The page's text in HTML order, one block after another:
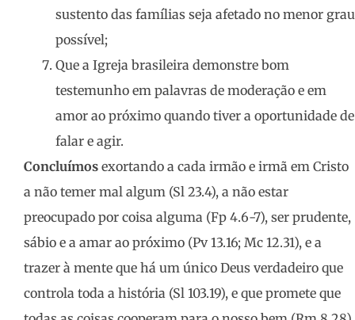
sustento das famílias seja afetado no menor grau
possível;
Que a Igreja brasileira demonstre bom
testemunho em palavras de moderação e em
amor ao próximo quando tiver a oportunidade de
falar e agir.
Concluímos exortando a cada irmão e irmã em Cristo
a não temer mal algum (Sl 23.4), a não estar
preocupado por coisa alguma (Fp 4.6-7), ser prudente,
sábio e a amar ao próximo (Pv 13.16; Mc 12.31), e a
trazer à mente que há um único Deus verdadeiro que
controla toda a história (Sl 103.19), e que promete que